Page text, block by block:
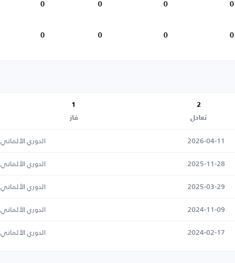
0
0
0
0
0
0
0
0
2
تعادل
1
فاز
2026-04-11
الدوري الألماني
2025-11-28
الدوري الألماني
2025-03-29
الدوري الألماني
2024-11-09
الدوري الألماني
2024-02-17 الدوري الألماني